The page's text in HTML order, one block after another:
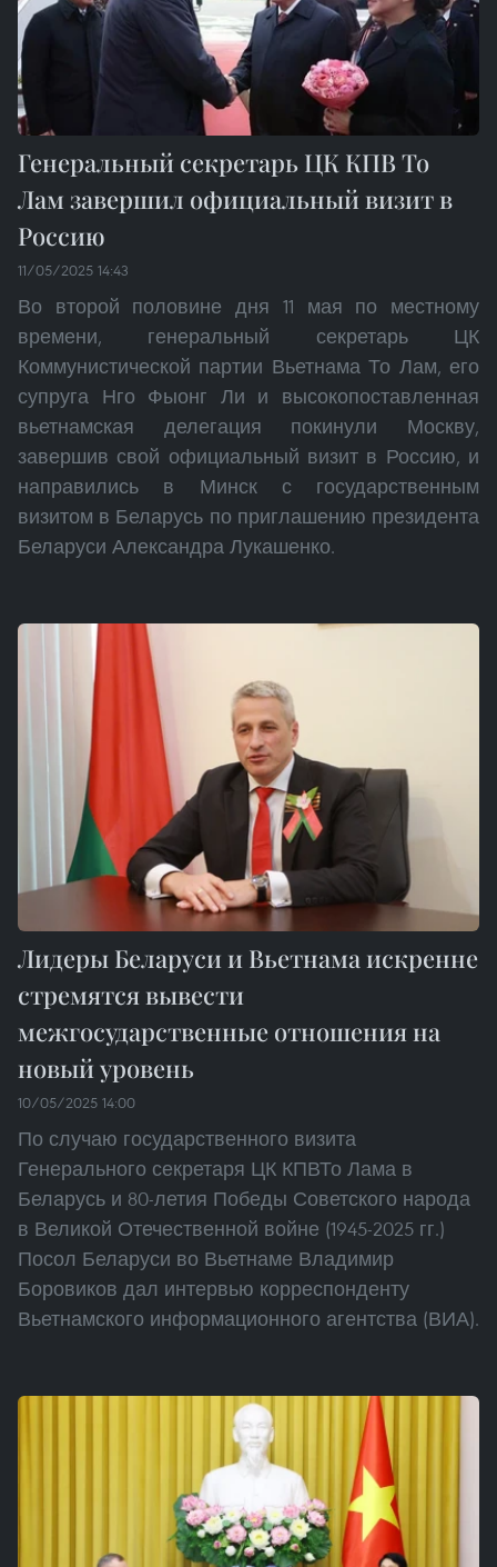
Генеральный секретарь ЦК КПВ То
Лам завершил официальный визит в
Россию
11/05/2025 14:43
Во второй половине дня 11 мая по местному
времени, генеральный секретарь ЦК
Коммунистической партии Вьетнама То Лам, его
супруга Нго Фыонг Ли и высокопоставленная
вьетнамская делегация покинули Москву,
завершив свой официальный визит в Россию, и
направились в Минск с государственным
визитом в Беларусь по приглашению президента
Беларуси Александра Лукашенко.
Лидеры Беларуси и Вьетнама искренне
стремятся вывести
межгосударственные отношения на
новый уровень
10/05/2025 14:00
По случаю государственного визита
Генерального секретаря ЦК КПВТо Лама в
Беларусь и 80-летия Победы Советского народа
в Великой Отечественной войне (1945-2025 гг.)
Посол Беларуси во Вьетнаме Владимир
Боровиков дал интервью корреспонденту
Вьетнамского информационного агентства (ВИА).